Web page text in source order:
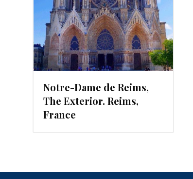
Notre-Dame de Reims,
The Exterior. Reims,
France